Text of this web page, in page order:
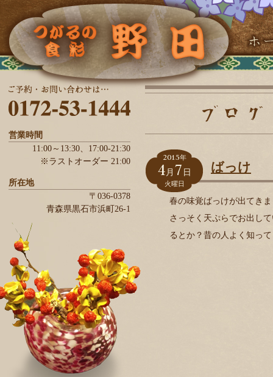
営業時間
11:00～13:30、 17:00-21:30
※ラストオーダー 21:00
所在地
〒036-0378
青森県黒石市浜町26-1
2015年
4 月 7 日
火曜日
ばっけ
春の味覚ばっけが出てき
さっそく天ぷらでお出し
るとか？昔の人よく知っ